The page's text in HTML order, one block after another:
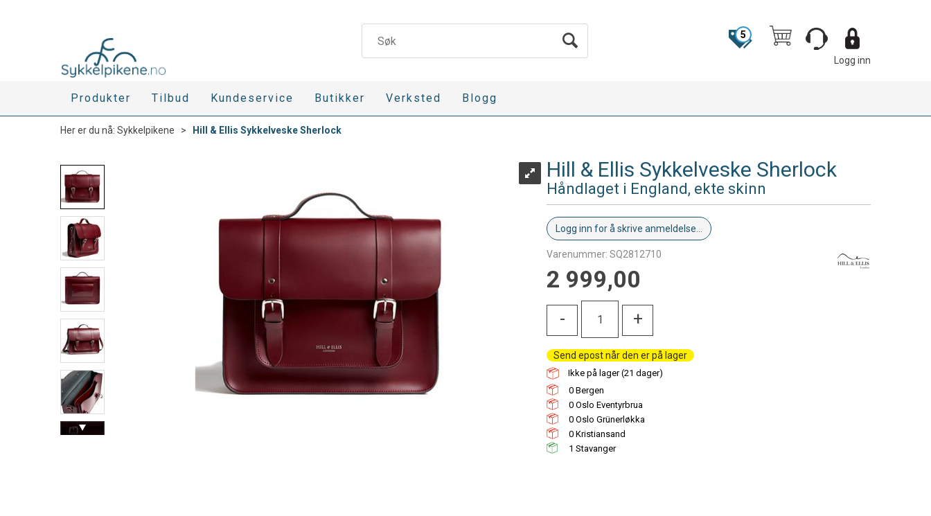
Logg inn
5
Produkter Tilbud Kundeservice Butikker Verksted Blogg
Her er du nå: Sykkelpikene > Hill & Ellis Sykkelveske Sherlock
Hill & Ellis Sykkelveske Sherlock
Håndlaget i England, ekte skinn
Logg inn for å skrive anmeldelse...
Varenummer: SQ2812710
2 999,00
- +
Send epost når den er på lager
Ikke på lager (21 dager)
0
0
0
0
1